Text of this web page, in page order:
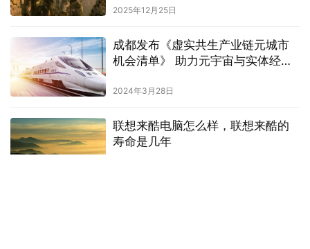
2025年12月25日
成都发布《虚实共生产业链元城市
机会清单》 助力元宇宙与实体经济
2024年3月28日
联想来酷电脑怎么样，联想来酷的
寿命是几年